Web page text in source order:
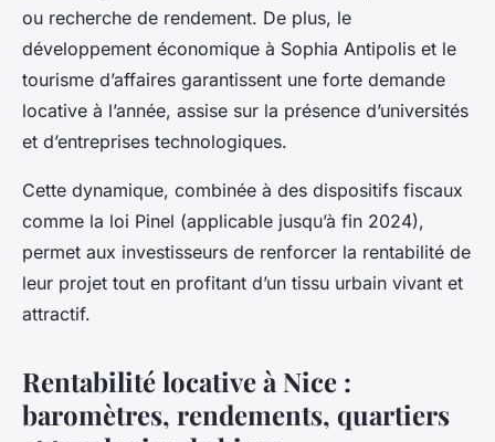
ou recherche de rendement. De plus, le
développement économique à Sophia Antipolis et le
tourisme d’affaires garantissent une forte demande
locative à l’année, assise sur la présence d’universités
et d’entreprises technologiques.
Cette dynamique, combinée à des dispositifs fiscaux
comme la loi Pinel (applicable jusqu’à fin 2024),
permet aux investisseurs de renforcer la rentabilité de
leur projet tout en profitant d’un tissu urbain vivant et
attractif.
Rentabilité locative à Nice :
baromètres, rendements, quartiers